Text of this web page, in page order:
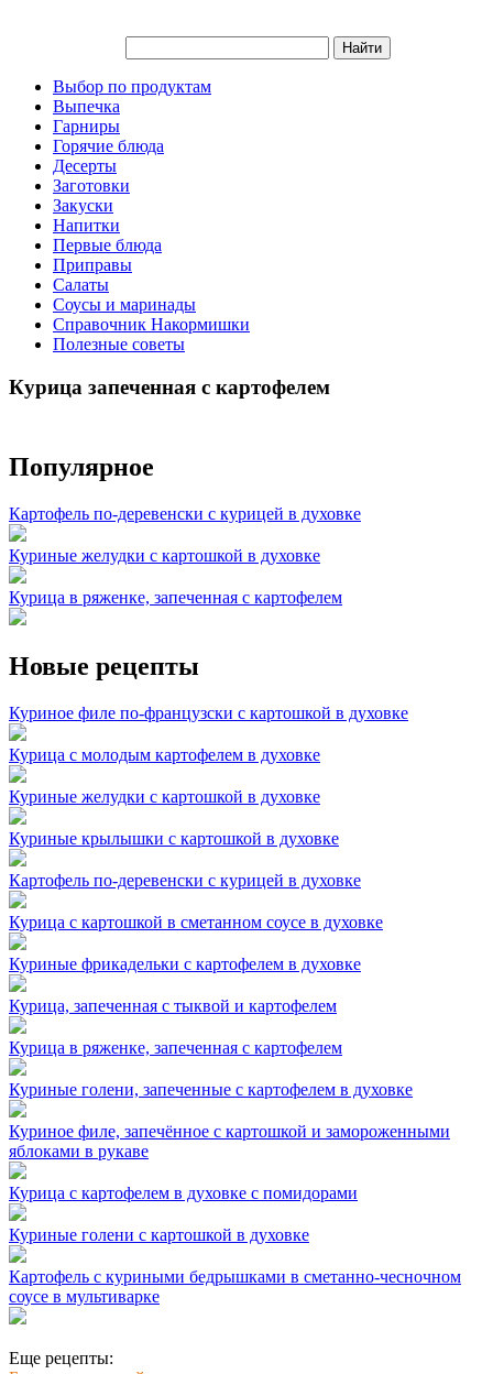
Выбор по продуктам
Выпечка
Гарниры
Горячие блюда
Десерты
Заготовки
Закуски
Напитки
Первые блюда
Приправы
Салаты
Соусы и маринады
Справочник Накормишки
Полезные советы
Курица запеченная с картофелем
Популярное
Картофель по-деревенски с курицей в духовке
Куриные желудки с картошкой в духовке
Курица в ряженке, запеченная с картофелем
Новые рецепты
Куриное филе по-французски с картошкой в духовке
Курица с молодым картофелем в духовке
Куриные желудки с картошкой в духовке
Куриные крылышки с картошкой в духовке
Картофель по-деревенски с курицей в духовке
Курица с картошкой в сметанном соусе в духовке
Куриные фрикадельки с картофелем в духовке
Курица, запеченная с тыквой и картофелем
Курица в ряженке, запеченная с картофелем
Куриные голени, запеченные с картофелем в духовке
Куриное филе, запечённое с картошкой и замороженными
яблоками в рукаве
Курица с картофелем в духовке с помидорами
Куриные голени с картошкой в духовке
Картофель с куриными бедрышками в сметанно-чесночном
соусе в мультиварке
Еще рецепты: